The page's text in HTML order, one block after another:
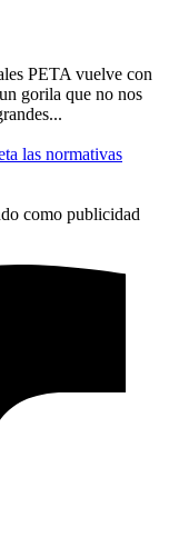
PETA vuelve con
gorila que no nos
las normativas
como publicidad